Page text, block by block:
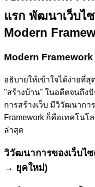
แรก พัฒนาเว็บไ
Modern
Modern Framework
อธิบายให้เข้าใจได้ง่ายที่สุ
"สร้างบ้าน" ในอดีตจนถึง
การสร้างเว็บ มีวิวัฒนากา
Framework ก็คือเทคโนโ
ล่าสุด
วิวัฒนาการของเว็บไ
→ ยุคใหม่)